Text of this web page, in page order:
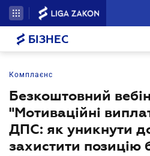
БІЗНЕС
Комплаєнс
Безкоштовний
"Мотиваційні
ДПС: як уникнути
захистити позицію